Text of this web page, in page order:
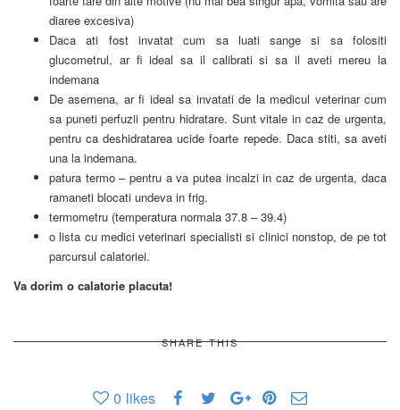
diaree excesiva)
Daca ati fost invatat cum sa luati sange si sa folositi
glucometrul, ar fi ideal sa il calibrati si sa il aveti mereu la
indemana
De asemena, ar fi ideal sa invatati de la medicul veterinar cum
sa puneti perfuzii pentru hidratare. Sunt vitale in caz de urgenta,
pentru ca deshidratarea ucide foarte repede. Daca stiti, sa aveti
una la indemana.
patura termo – pentru a va putea incalzi in caz de urgenta, daca
ramaneti blocati undeva in frig.
termometru (temperatura normala 37.8 – 39.4)
o lista cu medici veterinari specialisti si clinici nonstop, de pe tot
parcursul calatoriei.
Va dorim o calatorie placuta!
SHARE THIS
0 likes